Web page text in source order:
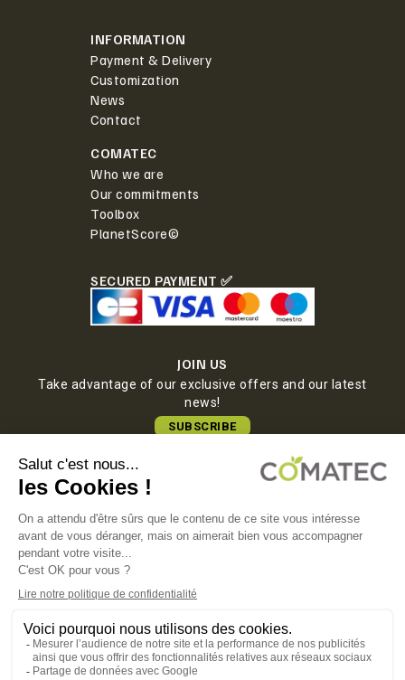
INFORMATION
Payment & Delivery
Customization
News
Contact
COMATEC
Who we are
Our commitments
Toolbox
PlanetScore©
SECURED PAYMENT ✅
JOIN US
Take advantage of our exclusive offers and our latest
news!
SUBSCRIBE
COMATEC PACKAGING
11000 Carcassonne, FRANCE